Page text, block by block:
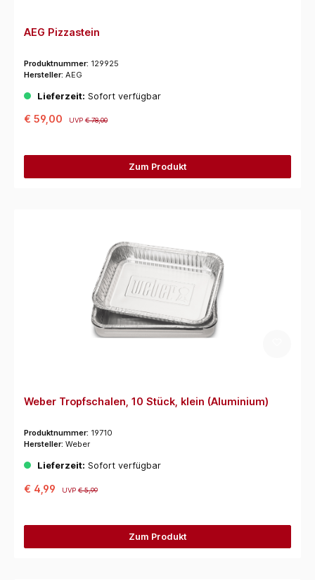
AEG Pizzastein
Produktnummer: 129925
Hersteller: AEG
Lieferzeit: Sofort verfügbar
€ 59,00 UVP€ 78,00
Zum Produkt
Weber Tropfschalen, 10 Stück, klein (Aluminium)
Produktnummer: 19710
Hersteller: Weber
Lieferzeit: Sofort verfügbar
€ 4,99 UVP€ 5,99
Zum Produkt